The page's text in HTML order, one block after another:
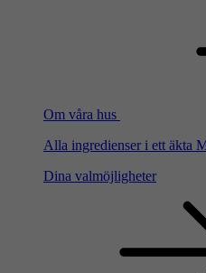
Om våra hus
Alla ingredienser i ett äkta
Dina valmöjligheter